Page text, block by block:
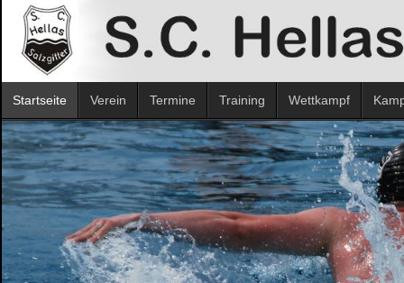
Startseite Verein Termine Training Wettkampf